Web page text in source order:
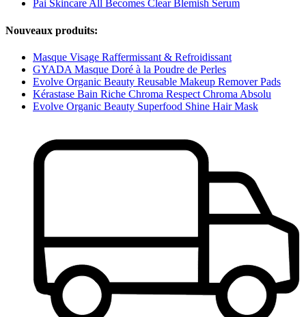
Pai Skincare All Becomes Clear Blemish Serum
Nouveaux produits:
Masque Visage Raffermissant & Refroidissant
GYADA Masque Doré à la Poudre de Perles
Evolve Organic Beauty Reusable Makeup Remover Pads
Kérastase Bain Riche Chroma Respect Chroma Absolu
Evolve Organic Beauty Superfood Shine Hair Mask